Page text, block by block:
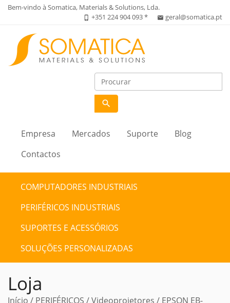
Bem-vindo à Somatica, Materials & Solutions, Lda.
phone_iphone +351 224 904 093 * email geral@somatica.pt
search
Empresa Mercados Suporte
Blog
Contactos
COMPUTADORES INDUSTRIAIS
PERIFÉRICOS INDUSTRIAIS
SUPORTES E ACESSÓRIOS
SOLUÇÕES PERSONALIZADAS
Loja
Início / PERIFÉRICOS /Videoprojetores / EPSON EB-